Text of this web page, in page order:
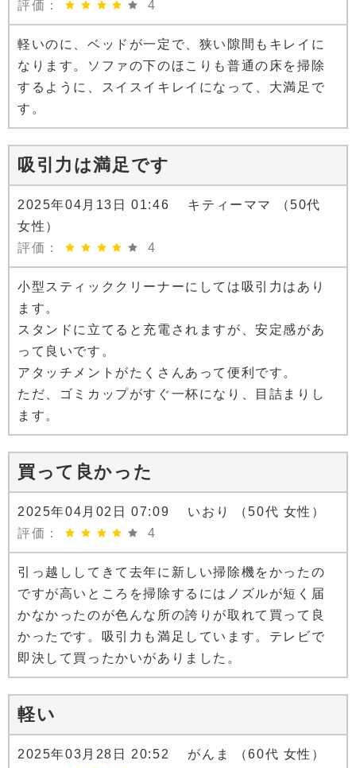
評価： 4
軽いのに、ベッドが一定で、狭い隙間もキレイに
なります。ソファの下のほこりも普通の床を掃除
するように、スイスイキレイになって、大満足で
す。
吸引力は満足です
2025年04月13日 01:46 キティーママ （50代
女性）
評価：
4
小型スティッククリーナーにしては吸引力はあり
ます。
スタンドに立てると充電されますが、安定感があ
って良いです。
アタッチメントがたくさんあって便利です。
ただ、ゴミカップがすぐ一杯になり、目詰まりし
ます。
買って良かった
2025年04月02日 07:09 いおり （50代 女性）
評価：
4
引っ越ししてきて去年に新しい掃除機をかったの
ですが高いところを掃除するにはノズルが短く届
かなかったのが色んな所の誇りが取れて買って良
かったです。吸引力も満足しています。テレビで
即決して買ったかいがありました。
軽い
2025年03月28日 20:52 がんま （60代 女性）